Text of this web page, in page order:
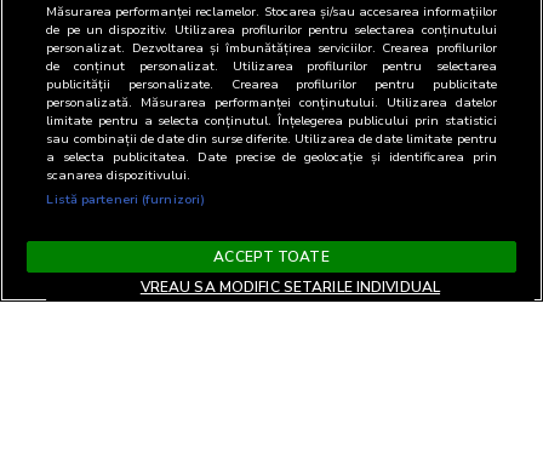
Măsurarea performanței reclamelor. Stocarea și/sau accesarea informațiilor
de pe un dispozitiv. Utilizarea profilurilor pentru selectarea conținutului
personalizat. Dezvoltarea și îmbunătățirea serviciilor. Crearea profilurilor
de conținut personalizat. Utilizarea profilurilor pentru selectarea
publicității personalizate. Crearea profilurilor pentru publicitate
personalizată. Măsurarea performanței conținutului. Utilizarea datelor
limitate pentru a selecta conținutul. Înțelegerea publicului prin statistici
sau combinații de date din surse diferite. Utilizarea de date limitate pentru
a selecta publicitatea. Date precise de geolocație și identificarea prin
scanarea dispozitivului.
Listă parteneri (furnizori)
ACCEPT TOATE
VREAU SA MODIFIC SETARILE INDIVIDUAL